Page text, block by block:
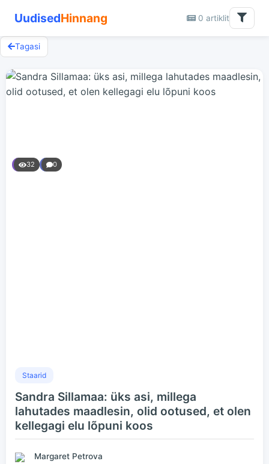
UudisedHinnang 0 artiklit
Tagasi
32 0
Staarid
Sandra Sillamaa: üks asi, millega
lahutades maadlesin, olid ootused, et olen
kellegagi elu lõpuni koos
Margaret Petrova